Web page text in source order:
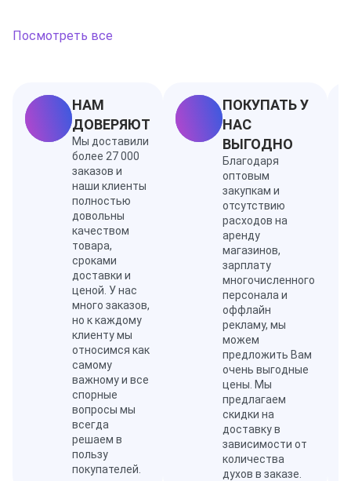
Посмотреть все
НАМ
ДОВЕРЯЮТ
Мы доставили
более 27 000
заказов и
наши клиенты
полностью
довольны
качеством
товара,
сроками
доставки и
ценой. У нас
много заказов,
но к каждому
клиенту мы
относимся как
самому
важному и все
спорные
вопросы мы
всегда
решаем в
пользу
покупателей.
ПОКУПАТЬ У
НАС
ВЫГОДНО
Благодаря
оптовым
закупкам и
отсутствию
расходов на
аренду
магазинов,
зарплату
многочисленного
персонала и
оффлайн
рекламу, мы
можем
предложить Вам
очень выгодные
цены. Мы
предлагаем
скидки на
доставку в
зависимости от
количества
духов в заказе.